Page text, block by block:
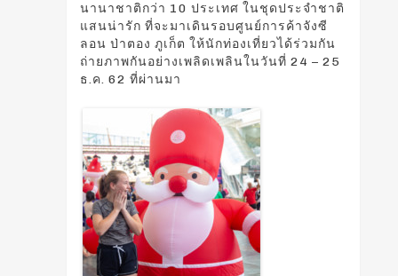
นานาชาติกว่า 10 ประเทศ ในชุดประจำชาติ
แสนน่ารัก ที่จะมาเดินรอบศูนย์การค้าจังซี
ลอน ป่าตอง ภูเก็ต ให้นักท่องเที่ยวได้ร่วมกัน
ถ่ายภาพกันอย่างเพลิดเพลินในวันที่ 24 – 25
ธ.ค. 62 ที่ผ่านมา